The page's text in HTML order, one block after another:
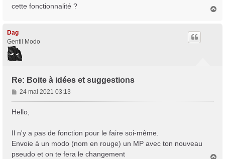
cette fonctionnalité ?
Dag
Gentil Modo
Re: Boite à idées et suggestions
M
e
s
g
e
24 mai 2021 03:13
Hello,
Il n'y a pas de fonction pour le faire soi-même.
Envoie à un modo (nom en rouge) un MP avec ton nouveau
pseudo et on te fera le changement